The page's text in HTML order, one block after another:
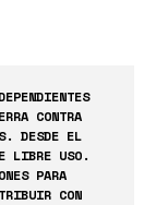
CONTRA
DESDE EL
LIBRE USO.
PARA
CON